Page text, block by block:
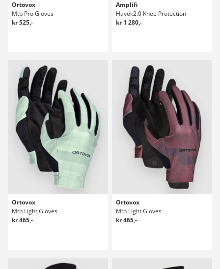
Ortovox
Mtb Pro Gloves
kr 525,-
Amplifi
Havok2.0 Knee Protection
kr 1 280,-
Ortovox
Mtb Light Gloves
kr 465,-
Ortovox
Mtb Light Gloves
kr 465,-